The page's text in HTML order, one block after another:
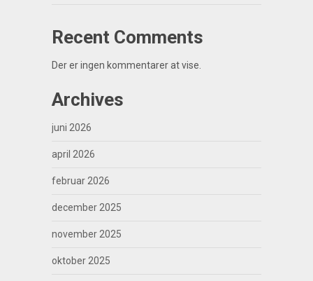
Recent Comments
Der er ingen kommentarer at vise.
Archives
juni 2026
april 2026
februar 2026
december 2025
november 2025
oktober 2025